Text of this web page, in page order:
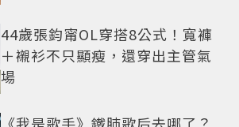
44歲張鈞甯OL穿搭8公式！寬褲
＋襯衫不只顯瘦，還穿出主管氣
場
《我是歌手》鐵肺歌后去哪了？